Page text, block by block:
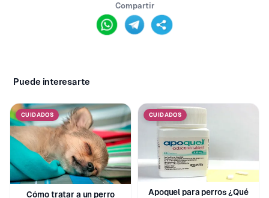
Compartir
Puede interesarte
CUIDADOS
Cómo tratar a un perro
CUIDADOS
Apoquel para perros ¿Qué